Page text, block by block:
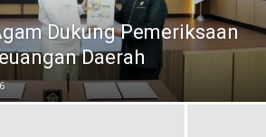
Dukung Pemeriksaan
Daerah